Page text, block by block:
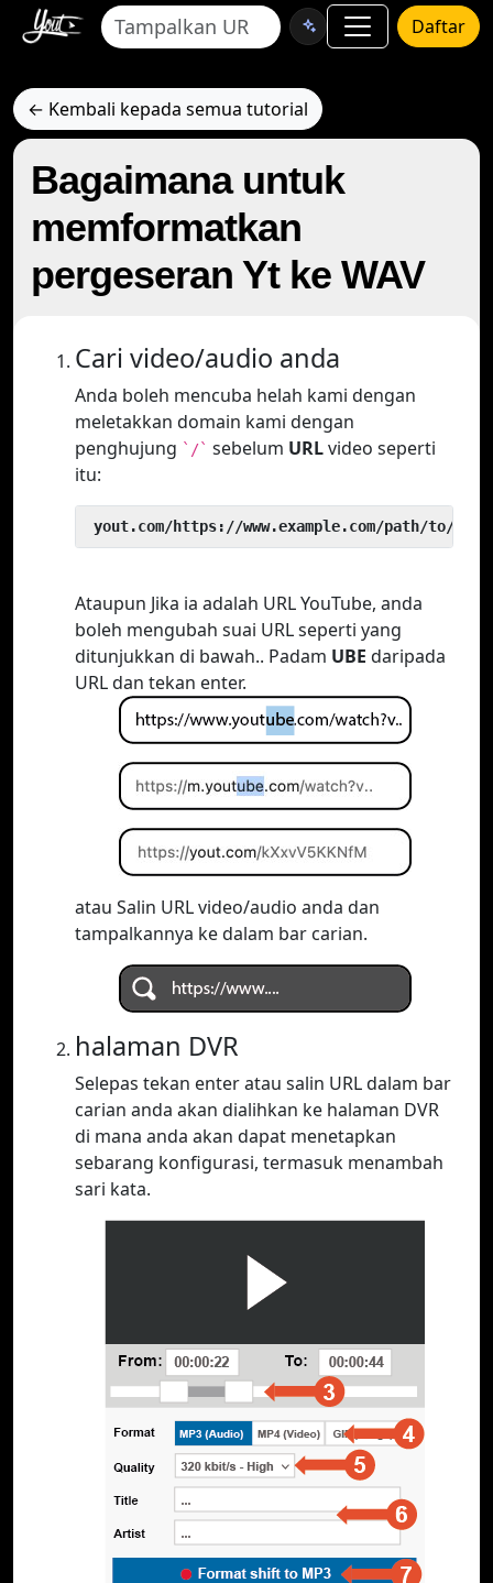
Daftar
← Kembali kepada semua tutorial
Bagaimana untuk
memformatkan
pergeseran Yt ke WAV
Cari video/audio anda
Anda boleh mencuba helah kami dengan
meletakkan domain kami dengan
penghujung `/` sebelum URLvideo seperti
itu:
yout.com/https://www.example.com/path/to/
Ataupun Jika ia adalah URL YouTube, anda
boleh mengubah suai URL seperti yang
ditunjukkan di bawah.. Padam UBE daripada
URL dan tekan enter.
atau Salin URL video/audio anda dan
tampalkannya ke dalam bar carian.
halaman DVR
Selepas tekan enter atau salin URL dalam bar
carian anda akan dialihkan ke halaman DVR
di mana anda akan dapat menetapkan
sebarang konfigurasi, termasuk menambah
sari kata.